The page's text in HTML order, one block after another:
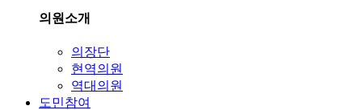
의원소개
의장단
현역의원
역대의원
도민참여